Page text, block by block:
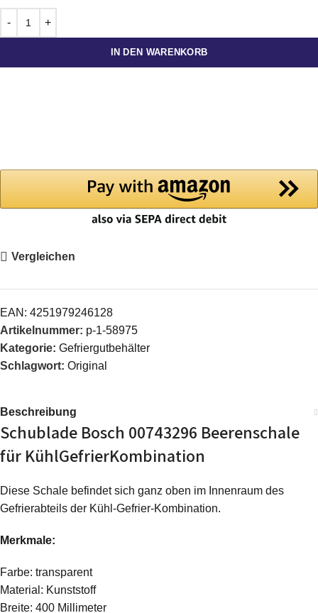
IN DEN WARENKORB
Vergleichen
EAN: 4251979246128
Artikelnummer: p-1-58975
Kategorie: Gefriergutbehälter
Schlagwort: Original
Beschreibung
Schublade Bosch 00743296 Beerenschale
für KühlGefrierKombination
Diese Schale befindet sich ganz oben im Innenraum des
Gefrierabteils der Kühl-Gefrier-Kombination.
Merkmale:
Farbe: transparent
Material: Kunststoff
Breite: 400 Millimeter